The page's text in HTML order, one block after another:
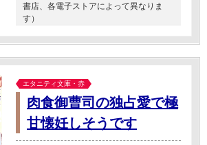
書店、各電子ストアによって異なりま
す）
エタニティ文庫・赤
肉食御曹司の独占愛で極
甘懐妊しそうです